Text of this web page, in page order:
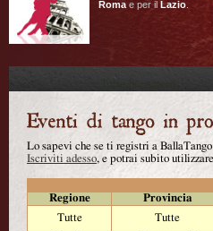
Roma e per il Lazio
Lo sapevi che se ti registri a
Iscriviti adesso, e potrai subito
Regione
Provincia
Tutte
Tutte